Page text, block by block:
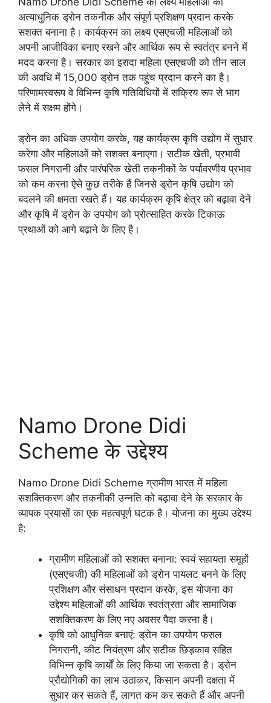
अत्याधुनिक ड्रोन तकनीक और संपूर्ण प्रशिक्षण प्रदान करके
सशक्त बनाना है। कार्यक्रम का लक्ष्य एसएचजी महिलाओं को
अपनी आजीविका बनाए रखने और आर्थिक रूप से स्वतंत्र बनने में
मदद करना है। सरकार का इरादा महिला एसएचजी को तीन साल
की अवधि में 15,000 ड्रोन तक पहुंच प्रदान करने का है।
परिणामस्वरूप वे विभिन्न कृषि गतिविधियों में सक्रिय रूप से भाग
लेने में सक्षम होंगे।
ड्रोन का अधिक उपयोग करके, यह कार्यक्रम कृषि उद्योग में सुधार
करेगा और महिलाओं को सशक्त बनाएगा। सटीक खेती, प्रभावी
फसल निगरानी और पारंपरिक खेती तकनीकों के पर्यावरणीय प्रभाव
को कम करना ऐसे कुछ तरीके हैं जिनसे ड्रोन कृषि उद्योग को
बदलने की क्षमता रखते हैं। यह कार्यक्रम कृषि क्षेत्र को बढ़ावा देने
और कृषि में ड्रोन के उपयोग को प्रोत्साहित करके टिकाऊ
प्रथाओं को आगे बढ़ाने के लिए है।
Namo Drone Didi
Scheme के उद्देश्य
Namo Drone Didi Scheme ग्रामीण भारत में महिला
सशक्तिकरण और तकनीकी उन्नति को बढ़ावा देने के सरकार के
व्यापक प्रयासों का एक महत्वपूर्ण घटक है। योजना का मुख्य उद्देश्य
है:
ग्रामीण महिलाओं को सशक्त बनाना: स्वयं सहायता समूहों
(एसएचजी) की महिलाओं को ड्रोन पायलट बनने के लिए
प्रशिक्षण और संसाधन प्रदान करके, इस योजना का
उद्देश्य महिलाओं की आर्थिक स्वतंत्रता और सामाजिक
सशक्तिकरण के लिए नए अवसर पैदा करना है।
कृषि को आधुनिक बनाएं: ड्रोन का उपयोग फसल
निगरानी, ​​कीट नियंत्रण और सटीक छिड़काव सहित
विभिन्न कृषि कार्यों के लिए किया जा सकता है। ड्रोन
प्रौद्योगिकी का लाभ उठाकर, किसान अपनी दक्षता में
सुधार कर सकते हैं, लागत कम कर सकते हैं और अपनी